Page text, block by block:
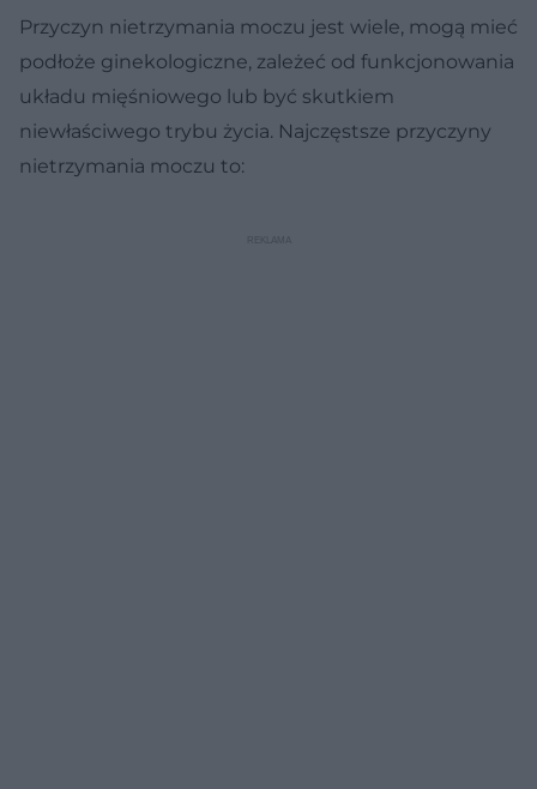
Przyczyn nietrzymania moczu jest wiele, mogą mieć
podłoże ginekologiczne, zależeć od funkcjonowania
układu mięśniowego lub być skutkiem
niewłaściwego trybu życia. Najczęstsze przyczyny
nietrzymania moczu to: